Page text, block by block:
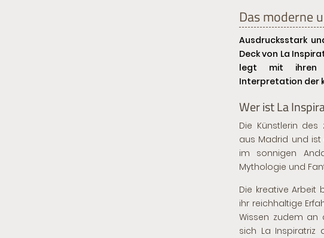
Das moderne
Ausdrucksstark
Deck von La
legt mit ihren
Interpretation der
Wer ist La
Die Künstlerin
aus Madrid und ist
im sonnigen
Mythologie und
Die kreative Arbeit
ihr reichhaltige
Wissen zudem an
sich La Inspiratriz